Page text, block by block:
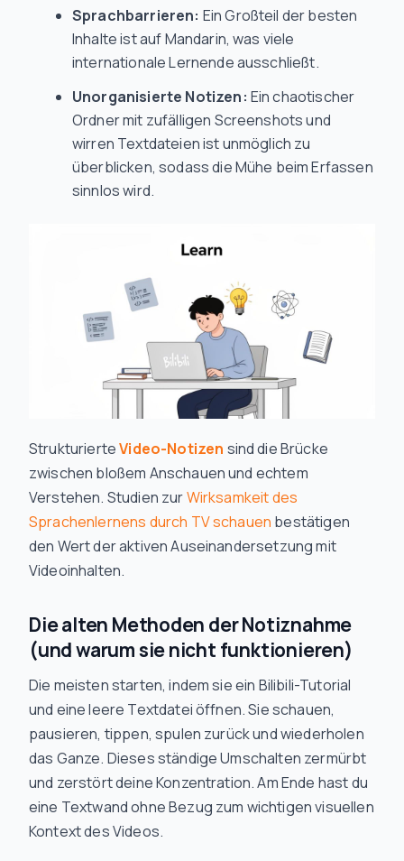
Sprachbarrieren: Ein Großteil der besten
Inhalte ist auf Mandarin, was viele
internationale Lernende ausschließt.
Unorganisierte Notizen: Ein chaotischer
Ordner mit zufälligen Screenshots und
wirren Textdateien ist unmöglich zu
überblicken, sodass die Mühe beim Erfassen
sinnlos wird.
StrukturierteVideo-Notizen sind die Brücke
zwischen bloßem Anschauen und echtem
Verstehen. Studien zurWirksamkeit des
Sprachenlernens durch TV schauen bestätigen
den Wert der aktiven Auseinandersetzung mit
Videoinhalten.
Die alten Methoden der Notiznahme
(und warum sie nicht funktionieren)
Die meisten starten, indem sie ein Bilibili-Tutorial
und eine leere Textdatei öffnen. Sie schauen,
pausieren, tippen, spulen zurück und wiederholen
das Ganze. Dieses ständige Umschalten zermürbt
und zerstört deine Konzentration. Am Ende hast du
eine Textwand ohne Bezug zum wichtigen visuellen
Kontext des Videos.